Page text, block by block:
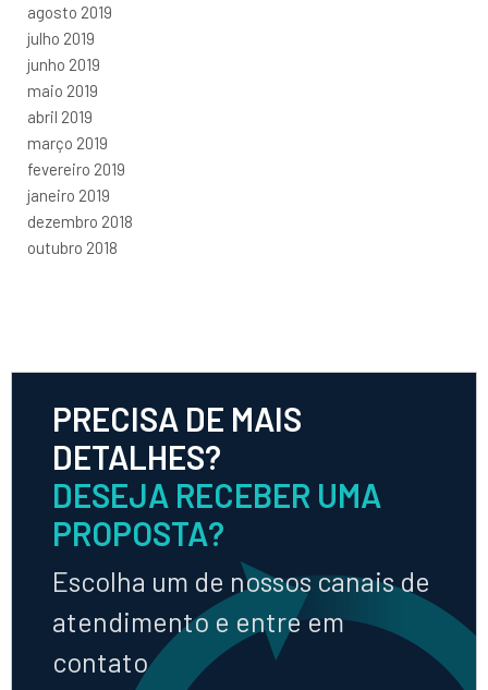
agosto 2019
julho 2019
junho 2019
maio 2019
abril 2019
março 2019
fevereiro 2019
janeiro 2019
dezembro 2018
outubro 2018
PRECISA DE MAIS
DETALHES?
DESEJA RECEBER UMA
PROPOSTA?
Escolha um de nossos canais de
atendimento e entre em
contato